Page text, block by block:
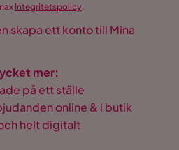
Integritetspolicy.
skapa ett konto till Mina
mer:
på ett ställe
online & i butik
helt digitalt